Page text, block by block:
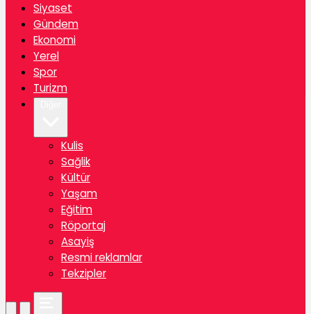
Siyaset
Gündem
Ekonomi
Yerel
Spor
Turizm
Kulis
Sağlik
Kültür
Yaşam
Eğitim
Röportaj
Asayiş
Resmi reklamlar
Tekzipler